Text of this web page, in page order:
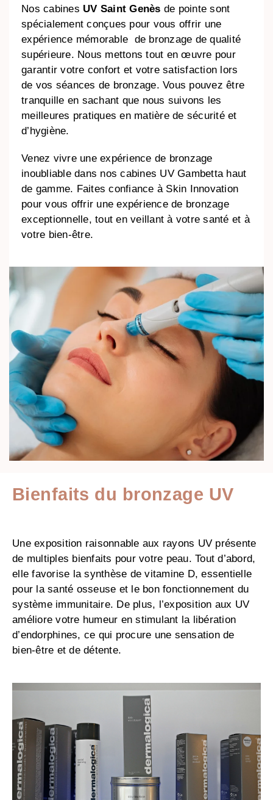
Nos cabines UV Saint Genès de pointe sont
spécialement conçues pour vous offrir une
expérience mémorable de bronzage de qualité
supérieure. Nous mettons tout en œuvre pour
garantir votre confort et votre satisfaction lors
de vos séances de bronzage. Vous pouvez être
tranquille en sachant que nous suivons les
meilleures pratiques en matière de sécurité et
d’hygiène.
Venez vivre une expérience de bronzage
inoubliable dans nos cabines UV Gambetta haut
de gamme. Faites confiance à Skin Innovation
pour vous offrir une expérience de bronzage
exceptionnelle, tout en veillant à votre santé et à
votre bien-être.
Bienfaits du bronzage UV
Une exposition raisonnable aux rayons UV présente
de multiples bienfaits pour votre peau. Tout d’abord,
elle favorise la synthèse de vitamine D, essentielle
pour la santé osseuse et le bon fonctionnement du
système immunitaire. De plus, l’exposition aux UV
améliore votre humeur en stimulant la libération
d’endorphines, ce qui procure une sensation de
bien-être et de détente.